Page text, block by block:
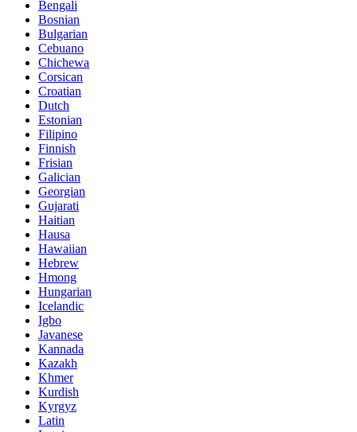
Bengali
Bosnian
Bulgarian
Cebuano
Chichewa
Corsican
Croatian
Dutch
Estonian
Filipino
Finnish
Frisian
Galician
Georgian
Gujarati
Haitian
Hausa
Hawaiian
Hebrew
Hmong
Hungarian
Icelandic
Igbo
Javanese
Kannada
Kazakh
Khmer
Kurdish
Kyrgyz
Latin